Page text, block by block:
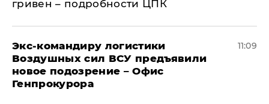
гривен – подробности ЦПК
Экс-командиру логистики
Воздушных сил ВСУ предъявили
новое подозрение – Офис
Генпрокурора
11:09